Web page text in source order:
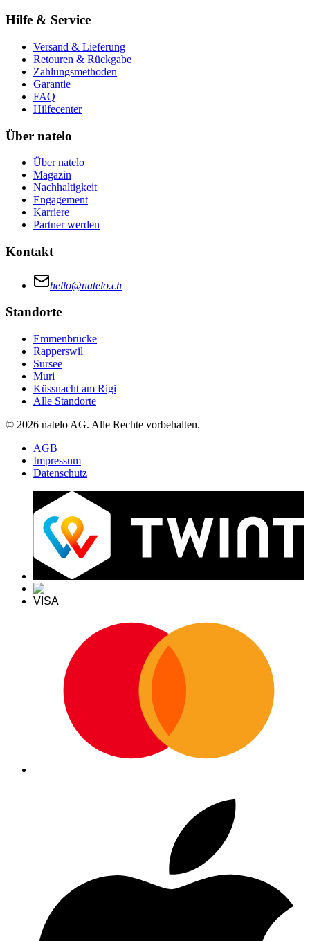
Hilfe & Service
Versand & Lieferung
Retouren & Rückgabe
Zahlungsmethoden
Garantie
FAQ
Hilfecenter
Über natelo
Über natelo
Magazin
Nachhaltigkeit
Engagement
Karriere
Partner werden
Kontakt
hello@natelo.ch
Standorte
Emmenbrücke
Rapperswil
Sursee
Muri
Küssnacht am Rigi
Alle Standorte
© 2026 natelo AG. Alle Rechte vorbehalten.
AGB
Impressum
Datenschutz
VISA